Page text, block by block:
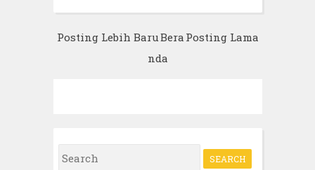
Posting Lebih Baru Posting Lama
Bera
nda
S